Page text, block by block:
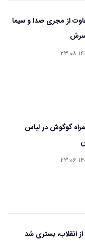
از مجری صدا و سیما
گوگوش در لباس
انقلاب، بستری شد